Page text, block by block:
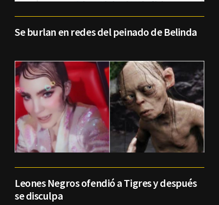
Se burlan en redes del peinado de Belinda
Leones Negros ofendió a Tigres y después
se disculpa